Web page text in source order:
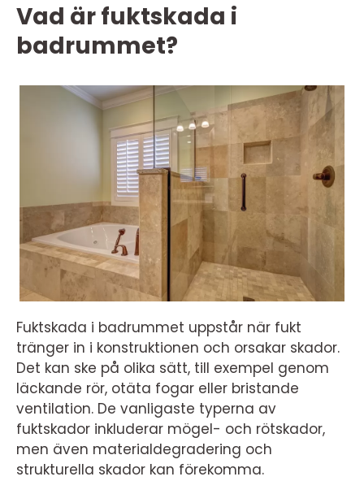
Vad är fuktskada i
badrummet?
Fuktskada i badrummet uppstår när fukt
tränger in i konstruktionen och orsakar skador.
Det kan ske på olika sätt, till exempel genom
läckande rör, otäta fogar eller bristande
ventilation. De vanligaste typerna av
fuktskador inkluderar mögel- och rötskador,
men även materialdegradering och
strukturella skador kan förekomma.